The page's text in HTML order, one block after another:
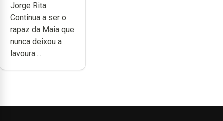
cheia de
trabalho,
dedicação,
gosto e muita
paixão”
Jorge Rita.
Continua a ser o
rapaz da Maia que
nunca deixou a
lavoura....